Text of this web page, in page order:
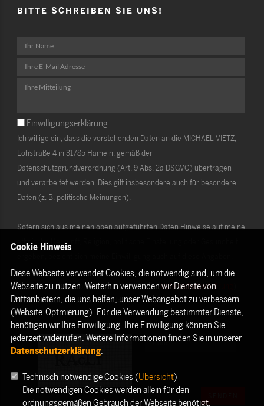
BITTE SCHREIBEN SIE UNS!
Einwilligungserklärung
Ich willige ein, dass die vorstehenden Daten an die MICHAEL VIETZ,
Lohstraße 4 in 31785 Hameln, gemäß der
Datenschutzgrundverordnung (Art. 9 Abs. 2a DSGVO) übertragen
und verarbeitet werden. Dies gilt insbesondere auch für besondere
Daten (z. B. politische Meinungen).
Sofern sich aus meinen oben aufgeführten Daten Hinweise auf meine
ethnische Herkunft, Religion, politische Einstellung oder Gesundheit
Die Rechte als Betroffener aus der DSGVO ( Datenschutzerklärung
habe ich gelesen und verstanden.
Cookie Hinweis
Diese Webseite verwendet Cookies, die notwendig sind, um die
Webseite zu nutzen. Weiterhin verwenden wir Dienste von
Drittanbietern, die uns helfen, unser Webangebot zu verbessern
(Website-Optmierung). Für die Verwendung bestimmter Dienste,
benötigen wir Ihre Einwilligung. Ihre Einwilligung können Sie
jederzeit widerrufen. Weitere Informationen finden Sie in unserer
Datenschutzerklärung.
Technisch notwendige Cookies (Übersicht)
Die notwendigen Cookies werden allein für den
ordnungsgemäßen Gebrauch der Webseite benötigt.